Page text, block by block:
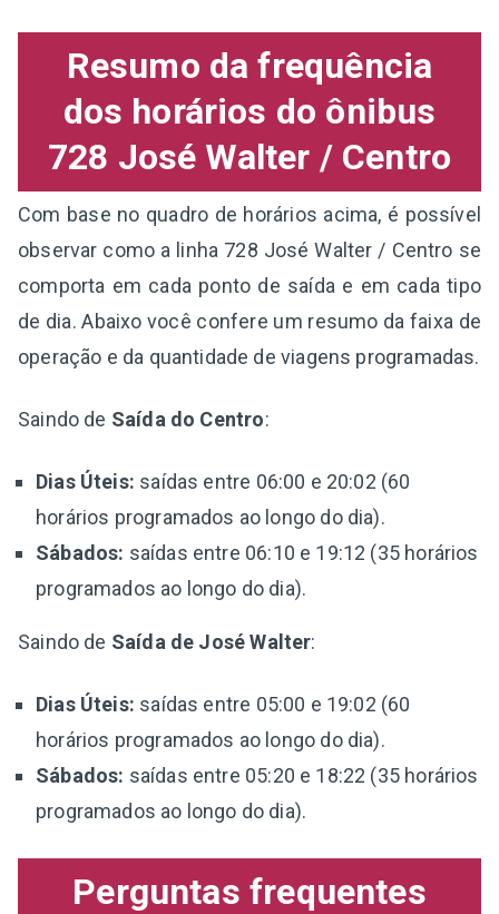
Resumo da frequência
dos horários do ônibus
728 José Walter / Centro
Com base no quadro de horários acima, é possível
observar como a linha 728 José Walter / Centro se
comporta em cada ponto de saída e em cada tipo
de dia. Abaixo você confere um resumo da faixa de
operação e da quantidade de viagens programadas.
Saindo de Saída do Centro:
Dias Úteis: saídas entre 06:00 e 20:02 (60
horários programados ao longo do dia).
Sábados: saídas entre 06:10 e 19:12 (35 horários
programados ao longo do dia).
Saindo de Saída de José Walter:
Dias Úteis: saídas entre 05:00 e 19:02 (60
horários programados ao longo do dia).
Sábados: saídas entre 05:20 e 18:22 (35 horários
programados ao longo do dia).
Perguntas frequentes